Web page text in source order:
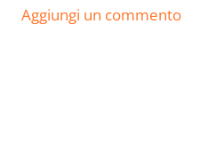
Aggiungi un commento